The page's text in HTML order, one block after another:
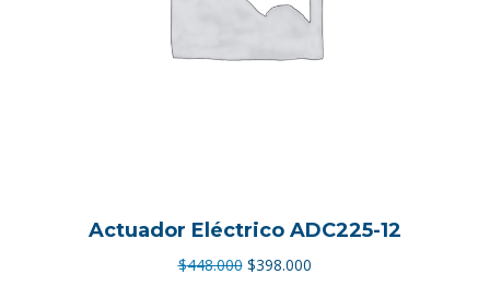
Actuador Eléctrico ADC225-12
$448.000 El
$398.000El